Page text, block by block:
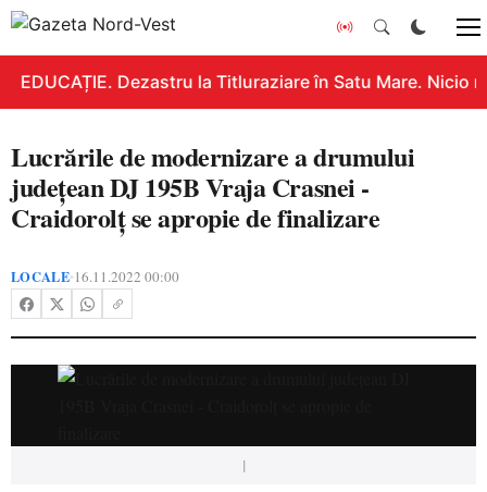
EDUCAȚIE. Dezastru la Titluraziare în Satu Mare. Nicio
Lucrările de modernizare a drumului
județean DJ 195B Vraja Crasnei -
Craidorolț se apropie de finalizare
LOCALE•16.11.2022 00:00
|